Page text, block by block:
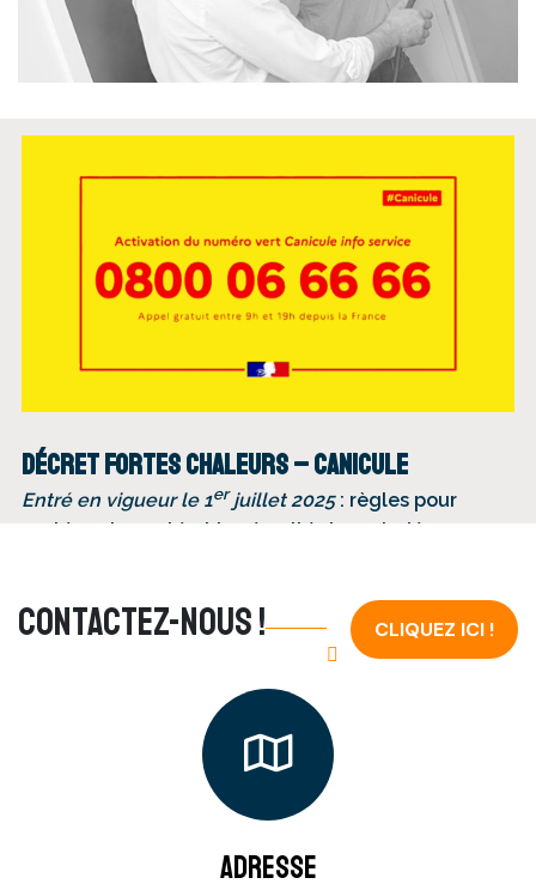
Décret fortes chaleurs – canicule
Entré en vigueur le 1erjuillet 2025: règles pour
protéger la santé et la sécurité des salariés
Contactez-nous ! CLIQUEZ ICI !
Adresse